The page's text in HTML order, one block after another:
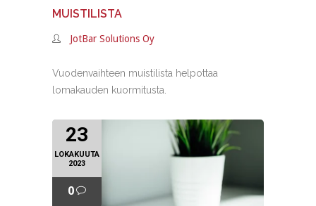
MUISTILISTA
JotBar Solutions Oy
Vuodenvaihteen muistilista helpottaa
lomakauden kuormitusta.
23
LOKAKUUTA
2023
0